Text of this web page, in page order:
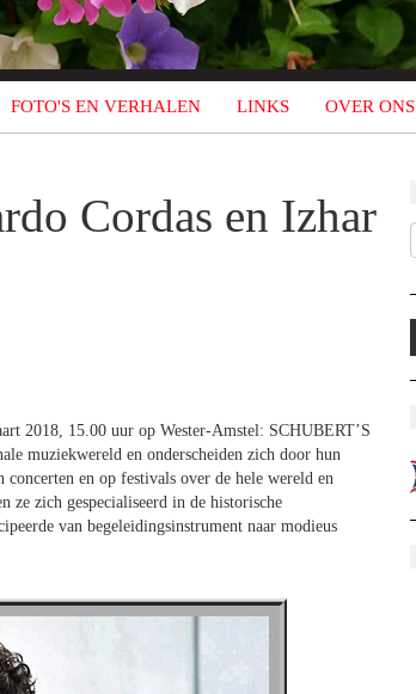
FOTO'S EN VERHALEN LINKS OVER ONS
Cordas en Izhar
2018, 15.00 uur op Wester-Amstel: SCHUBERT’S
muziekwereld en onderscheiden zich door hun
en op festivals over de hele wereld en
ze zich gespecialiseerd in de historische
van begeleidingsinstrument naar modieus